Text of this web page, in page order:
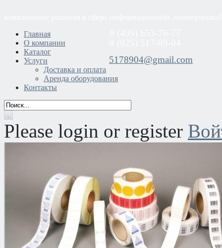
5178904@gmail.com
Главная
О компании
Каталог
Услуги
Доставка и оплата
Аренда оборудования
Контакты
Please login or register